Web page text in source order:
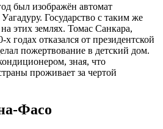
был изображён автомат
Государство с таким же
этих землях. Томас Санкара,
годах отказался от президентской
пожертвование в детский дом.
зная, что
проживает за чертой
Фасо